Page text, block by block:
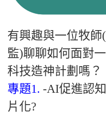
有興趣與一位牧
監)聊聊如何面對
科技造神計劃嗎？
專題1. -AI促進認
片化?